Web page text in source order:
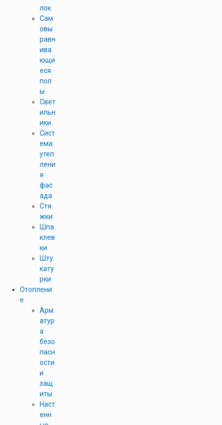
лок
Сам
овы
равн
ива
ющи
еся
пол
ы
Свет
ильн
ики
Сист
ема
утеп
лени
я
фас
ада
Стя
жки
Шпа
клев
ки
Шту
кату
рки
Отоплени
е
Арм
атур
а
безо
пасн
ости
и
защ
иты
Наст
енн